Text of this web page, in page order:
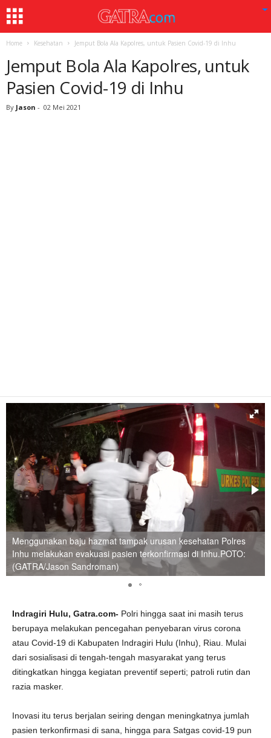
Home Kesehatan Jemput Bola Ala Kapolres, untuk Pasien Covid-19 di Inhu
Jemput Bola Ala Kapolres, untuk
Pasien Covid-19 di Inhu
By Jason - 02 Mei 2021
Menggunakan baju hazmat tampak urusan kesehatan Polres
Inhu melakukan evakuasi pasien terkonfirmasi di Inhu.POTO:
(GATRA/Jason Sandroman)
Indragiri Hulu, Gatra.com- Polri hingga saat ini masih terus
berupaya melakukan pencegahan penyebaran virus corona
atau Covid-19 di Kabupaten Indragiri Hulu (Inhu), Riau. Mulai
dari sosialisasi di tengah-tengah masyarakat yang terus
ditingkatkan hingga kegiatan preventif seperti; patroli rutin dan
razia masker.
Inovasi itu terus berjalan seiring dengan meningkatnya jumlah
pasien terkonfirmasi di sana, hingga para Satgas covid-19 pun